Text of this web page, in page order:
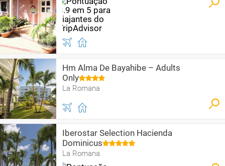
Hm Alma De Bayahibe – Adults
Only
La Romana
Iberostar Selection Hacienda
Dominicus
La Romana